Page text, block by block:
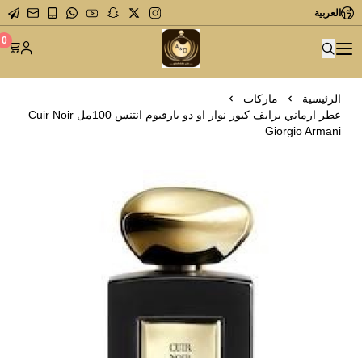
العربية
متجر عاشق العطور 0
الرئيسية
ماركات
عطر ارماني برايف كيور نوار او دو بارفيوم انتنس 100مل Cuir Noir
Giorgio Armani